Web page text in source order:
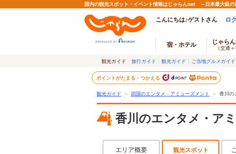
国内の観光スポット・イベント情報はじゃらんnet ～日本最大級の
こんにちは♪ゲストさん ロ
宿・ホテル じゃら
（交通＋
観光ガイド 旅行ガイド 観光ガイド ご当地グルメガイド
ポイントがたまる・つかえる
観光ガイド ＞ 四国のエンタメ・アミューズメント ＞ 香川の
香川のエンタメ・ア
エリア概要 観光スポット